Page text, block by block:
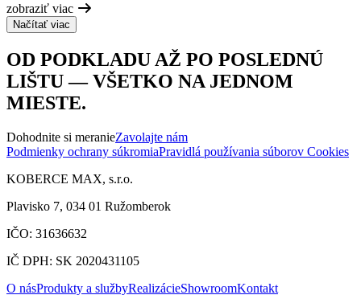
zobraziť viac
Načítať viac
OD PODKLADU AŽ PO POSLEDNÚ
LIŠTU — VŠETKO NA JEDNOM
MIESTE.
Dohodnite si meranieZavolajte nám
Podmienky ochrany súkromiaPravidlá používania súborov Cookies
KOBERCE MAX, s.r.o.
Plavisko 7, 034 01 Ružomberok
IČO: 31636632
IČ DPH: SK 2020431105
O násProdukty a službyRealizácieShowroomKontakt